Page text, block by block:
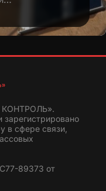
КОНТРОЛЬ».
в сфере связи,
89373 от